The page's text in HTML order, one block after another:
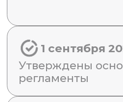
образуются очереди
НАЧАТЬ ВНЕДРЕНИЕ